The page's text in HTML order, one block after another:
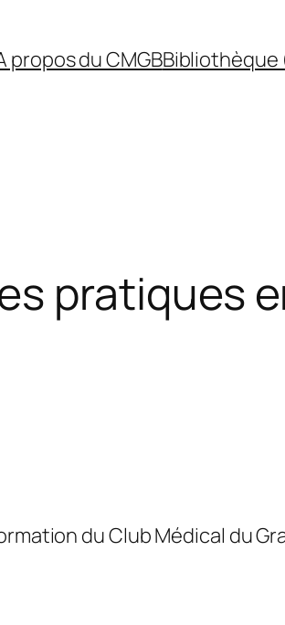
propos du CMGB
pratiques
du Club Médical du